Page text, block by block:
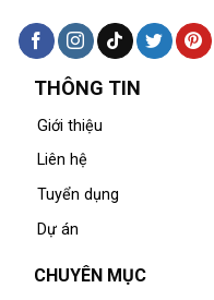
THÔNG TIN
Giới thiệu
Liên hệ
Tuyển dụng
Dự án
CHUYÊN MỤC